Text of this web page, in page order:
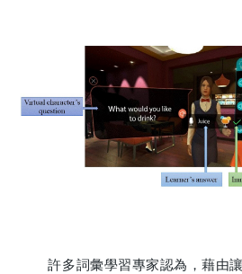
許多詞彙學習專家認為，藉由讓